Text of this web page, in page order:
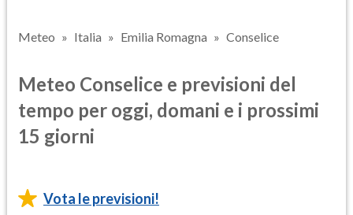
Meteo Italia Emilia Romagna Conselice
Meteo Conselice e previsioni del
tempo per oggi, domani e i prossimi
15 giorni
Vota le previsioni!